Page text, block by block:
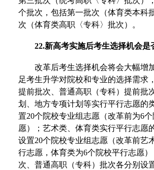
个批次，包括第一批次（体育类本科
次（体育类高职〈专科〉批次）。
22.新高考实施后考生选择机会是
改革后考生选择机会将会大幅增
足考生升学对院校和专业的选择需求
提前批次、普通高职（专科）提前批
划、地方专项计划等实行平行志愿的
置20个院校专业组志愿（改革前为6
愿）；艺术类、体育类实行平行志愿
设置20个院校专业组志愿（改革前艺
行志愿，体育类为6个院校平行志愿
次、普通高职（专科）批次各分别设